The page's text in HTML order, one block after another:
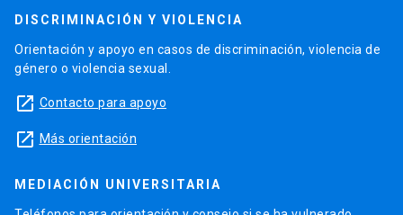
DISCRIMINACIÓN Y VIOLENCIA
Orientación y apoyo en casos de discriminación, violencia de
género o violencia sexual.
launch Contacto para apoyo
launch Más orientación
MEDIACIÓN UNIVERSITARIA